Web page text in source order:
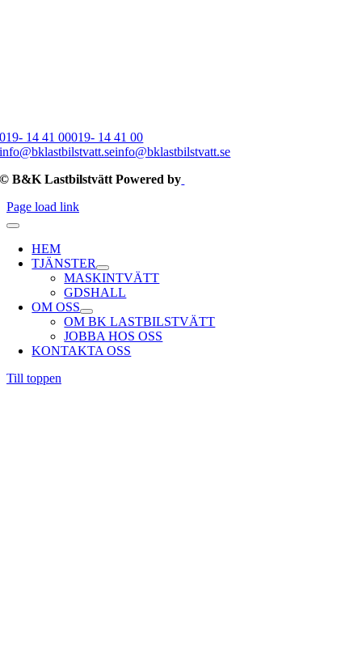
019- 14 41 00019- 14 41 00
info@bklastbilstvatt.seinfo@bklastbilstvatt.se
© B&K Lastbilstvätt Powered by
Page load link
HEM
TJÄNSTER
MASKINTVÄTT
GDSHALL
OM OSS
OM BK LASTBILSTVÄTT
JOBBA HOS OSS
KONTAKTA OSS
Till toppen